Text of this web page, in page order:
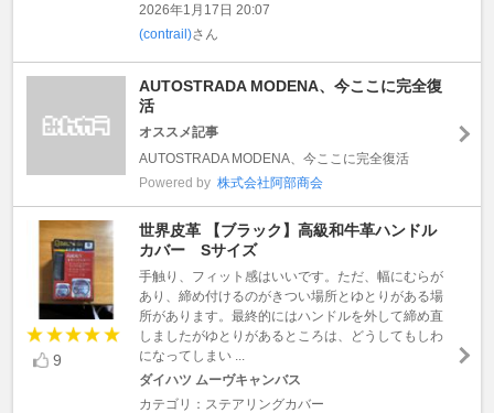
2026年1月17日 20:07
(contrail)さん
AUTOSTRADA MODENA、今ここに完全復
活
オススメ記事
AUTOSTRADA MODENA、今ここに完全復活
Powered by 株式会社阿部商会
9
世界皮革 【ブラック】高級和牛革ハンドル
カバー Sサイズ
手触り、フィット感はいいです。ただ、幅にむらが
あり、締め付けるのがきつい場所とゆとりがある場
所があります。最終的にはハンドルを外して締め直
しましたがゆとりがあるところは、どうしてもしわ
になってしまい ...
ダイハツ ムーヴキャンバス
カテゴリ：ステアリングカバー